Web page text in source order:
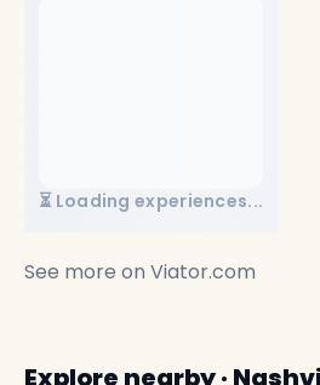
⏳ Loading experiences...
See more on Viator.com
Explore nearby ·